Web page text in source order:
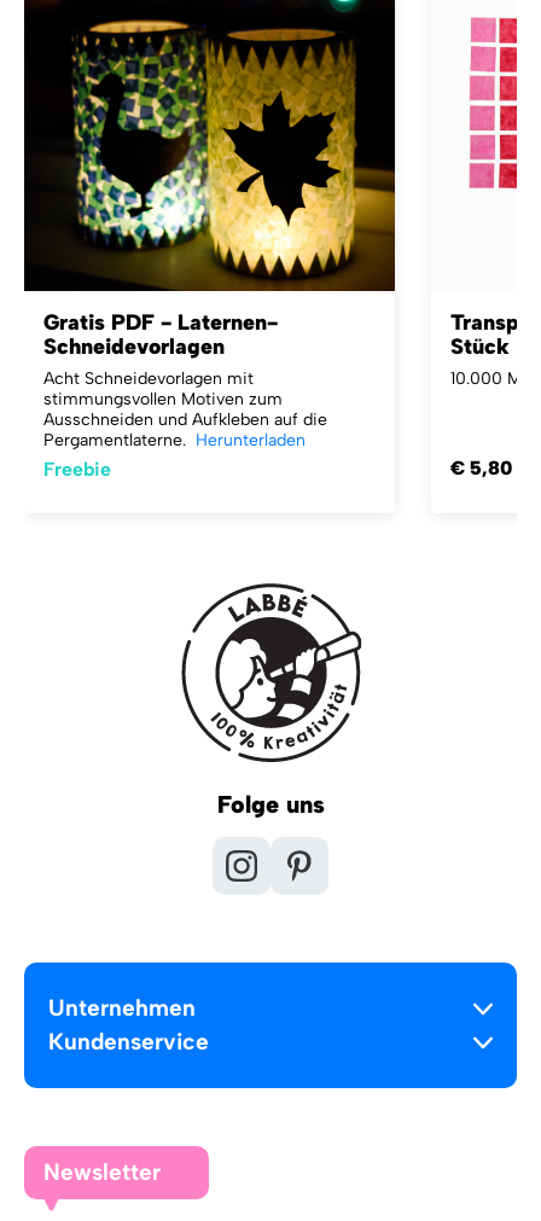
Gratis PDF - Laternen-
Schneidevorlagen
Acht Schneidevorlagen mit
stimmungsvollen Motiven zum
Ausschneiden und Aufkleben auf die
Pergamentlaterne. Herunterladen
Freebie
Stück
10.000
€ 5,80
Folge uns
Unternehmen
Kundenservice
Newsletter